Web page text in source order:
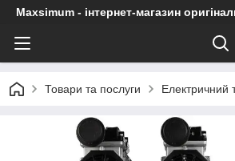
Maxsimum - інтернет-магазин
Товари та послуги Електричний